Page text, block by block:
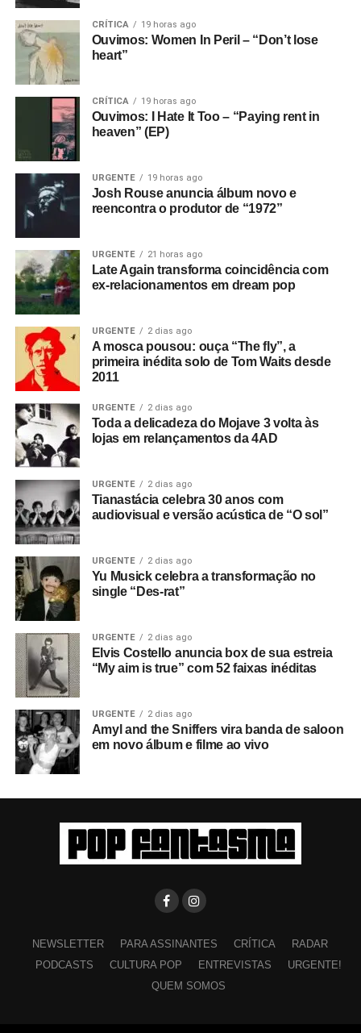
CRÍTICA 19 horas ago
Ouvimos: Women In Peril – “Don’t lose
heart”
CRÍTICA 19 horas ago
Ouvimos: I Hate It Too – “Paying rent in
heaven” (EP)
URGENTE 19 horas ago
Josh Rouse anuncia álbum novo e
reencontra o produtor de “1972”
URGENTE 21 horas ago
Late Again transforma coincidência com
ex-relacionamentos em dream pop
URGENTE 2 dias ago
A mosca pousou: ouça “The fly”, a
primeira inédita solo de Tom Waits desde
2011
URGENTE 2 dias ago
Toda a delicadeza do Mojave 3 volta às
lojas em relançamentos da 4AD
URGENTE 2 dias ago
Tianastácia celebra 30 anos com
audiovisual e versão acústica de “O sol”
URGENTE 2 dias ago
Yu Musick celebra a transformação no
single “Des-rat”
URGENTE 2 dias ago
Elvis Costello anuncia box de sua estreia
“My aim is true” com 52 faixas inéditas
URGENTE 2 dias ago
Amyl and the Sniffers vira banda de saloon
em novo álbum e filme ao vivo
NEWSLETTER PARA ASSINANTES CRÍTICA
RADAR
PODCASTS
CULTURA POP ENTREVISTAS
URGENTE!
QUEM SOMOS